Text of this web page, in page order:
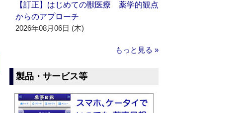
【訂正】はじめての獣医療 薬学的観点
からのアプローチ
2026年08月06日 (木)
もっと見る »
製品・サービス等